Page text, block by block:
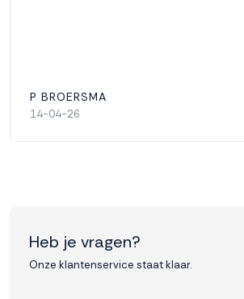
P BROERSMA
14-04-26
Heb je vragen?
Onze klantenservice staat klaar.